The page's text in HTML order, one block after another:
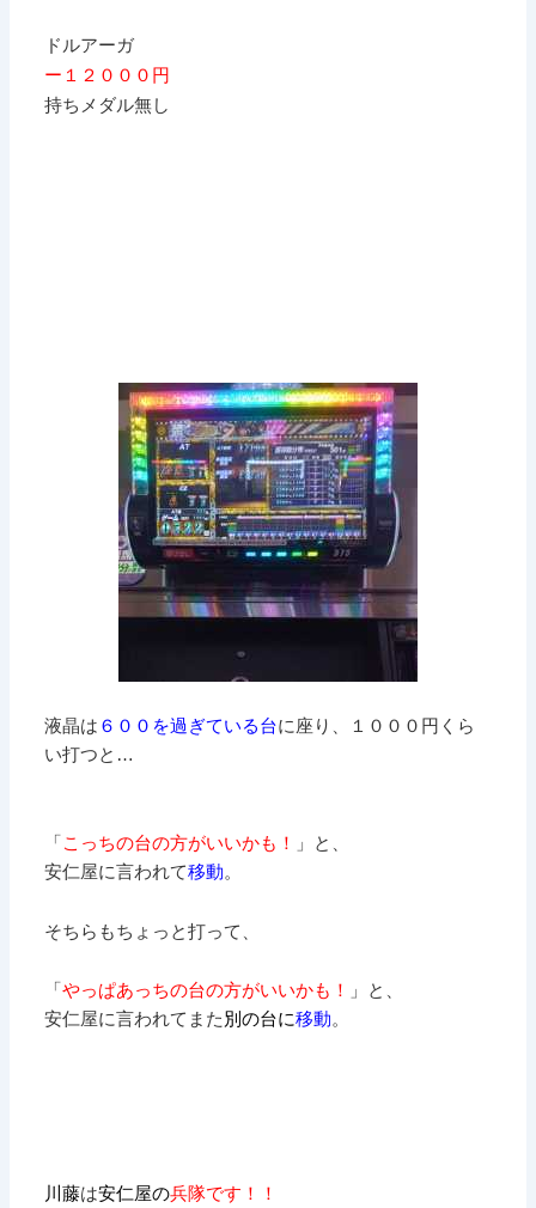
ドルアーガ
ー１２０００円
持ちメダル無し
液晶は ６００を過ぎている台に座り、１０００円くら
い打つと…
「こっちの台の方がいいかも！
」と、
安仁屋に言われて移動。
そちらもちょっと打って、
「やっぱあっちの台の方がいいかも！
」と、
安仁屋に言われてまた別の台に移動。
川藤は安仁屋の兵隊です！！